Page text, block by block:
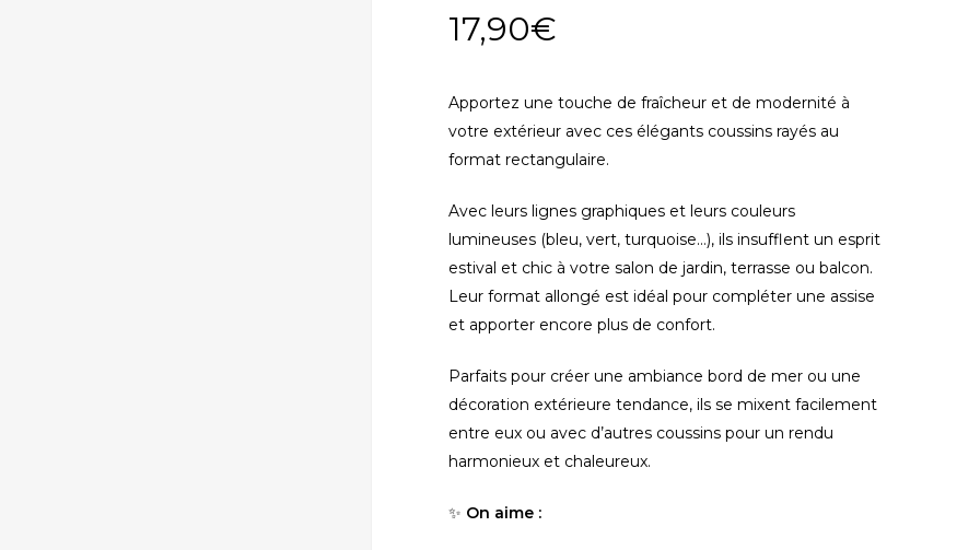
17,90€
Apportez une touche de fraîcheur et de modernité à
votre extérieur avec ces élégants coussins rayés au
format rectangulaire.
Avec leurs lignes graphiques et leurs couleurs
lumineuses (bleu, vert, turquoise…), ils insufflent un esprit
estival et chic à votre salon de jardin, terrasse ou balcon.
Leur format allongé est idéal pour compléter une assise
et apporter encore plus de confort.
Parfaits pour créer une ambiance bord de mer ou une
décoration extérieure tendance, ils se mixent facilement
entre eux ou avec d’autres coussins pour un rendu
harmonieux et chaleureux.
✨ On aime :